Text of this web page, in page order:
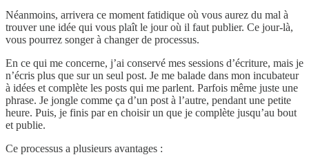
Néanmoins, arrivera ce moment fatidique où vous aurez du mal à
trouver une idée qui vous plaît le jour où il faut publier. Ce jour-là,
vous pourrez songer à changer de processus.
En ce qui me concerne, j’ai conservé mes sessions d’écriture, mais je
n’écris plus que sur un seul post. Je me balade dans mon incubateur
à idées et complète les posts qui me parlent. Parfois même juste une
phrase. Je jongle comme ça d’un post à l’autre, pendant une petite
heure. Puis, je finis par en choisir un que je complète jusqu’au bout
et publie.
Ce processus a plusieurs avantages :